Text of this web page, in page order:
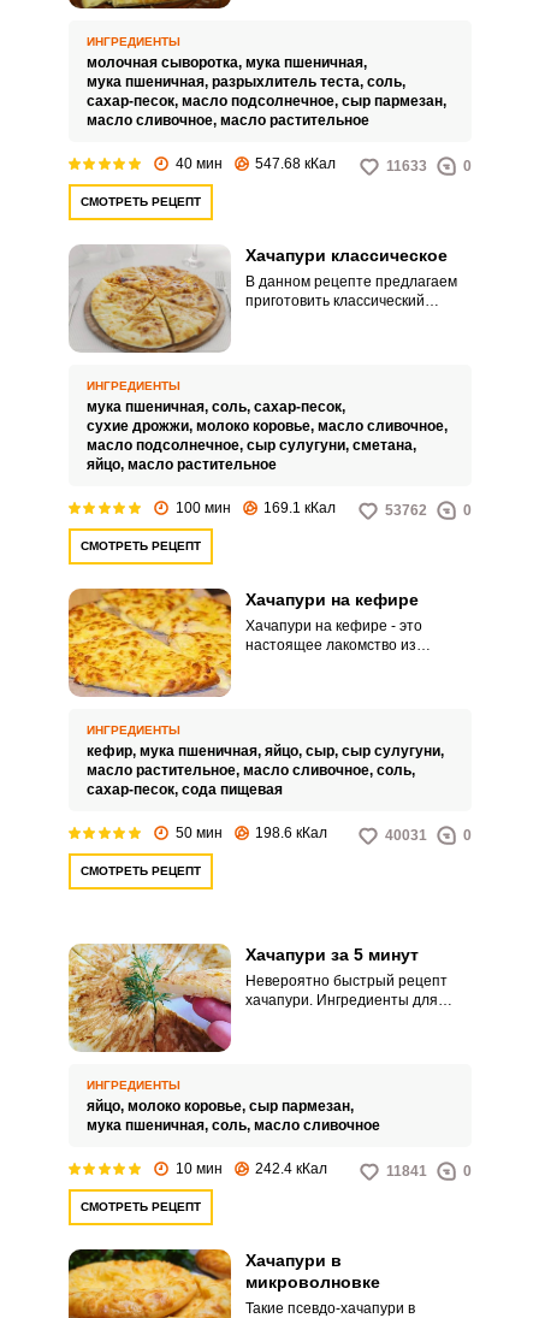
ИНГРЕДИЕНТЫ
молочная сыворотка, мука пшеничная,
мука пшеничная, разрыхлитель теста, соль,
сахар-песок, масло подсолнечное, сыр пармезан,
масло сливочное, масло растительное
40 мин 547.68 кКал 11633 0
СМОТРЕТЬ РЕЦЕПТ
Хачапури классическое
В данном рецепте предлагаем
приготовить классический
ИНГРЕДИЕНТЫ
мука пшеничная, соль, сахар-песок,
сухие дрожжи, молоко коровье, масло сливочное,
масло подсолнечное, сыр сулугуни, сметана,
яйцо, масло растительное
100 мин 169.1 кКал 53762 0
СМОТРЕТЬ РЕЦЕПТ
Хачапури на кефире
Хачапури на кефире - это
настоящее лакомство из
которая очень выгодно оттеняет
полужидкую, тающую во рту
начинку.
ИНГРЕДИЕНТЫ
кефир, мука пшеничная, яйцо, сыр, сыр сулугуни,
масло растительное, масло сливочное, соль,
сахар-песок, сода пищевая
50 мин 198.6 кКал 40031 0
СМОТРЕТЬ РЕЦЕПТ
Хачапури за 5 минут
Невероятно быстрый рецепт
хачапури. Ингредиенты для
ИНГРЕДИЕНТЫ
яйцо, молоко коровье, сыр пармезан,
мука пшеничная, соль, масло сливочное
10 мин 242.4 кКал 11841 0
СМОТРЕТЬ РЕЦЕПТ
Хачапури в
микроволновке
Такие псевдо-хачапури в